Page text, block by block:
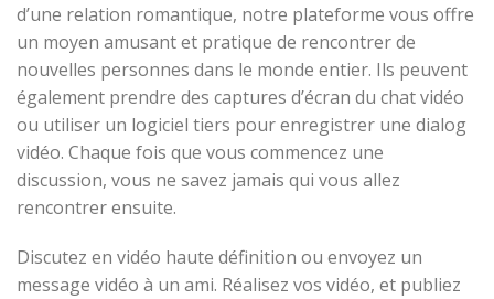
d’une relation romantique, notre plateforme vous offre
un moyen amusant et pratique de rencontrer de
nouvelles personnes dans le monde entier. Ils peuvent
également prendre des captures d’écran du chat vidéo
ou utiliser un logiciel tiers pour enregistrer une dialog
vidéo. Chaque fois que vous commencez une
discussion, vous ne savez jamais qui vous allez
rencontrer ensuite.
Discutez en vidéo haute définition ou envoyez un
message vidéo à un ami. Réalisez vos vidéo, et publiez